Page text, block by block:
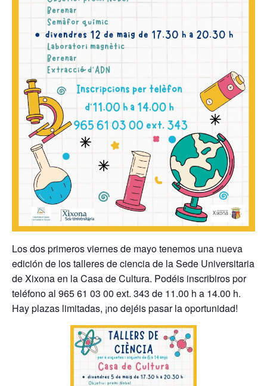
Los dos primeros viernes de mayo tenemos una nueva
edición de los talleres de ciencia de la Sede Universitaria
de Xixona en la Casa de Cultura. Podéis inscribiros por
teléfono al 965 61 03 00 ext. 343 de 11.00 h a 14.00 h.
Hay plazas limitadas, ¡no dejéis pasar la oportunidad!